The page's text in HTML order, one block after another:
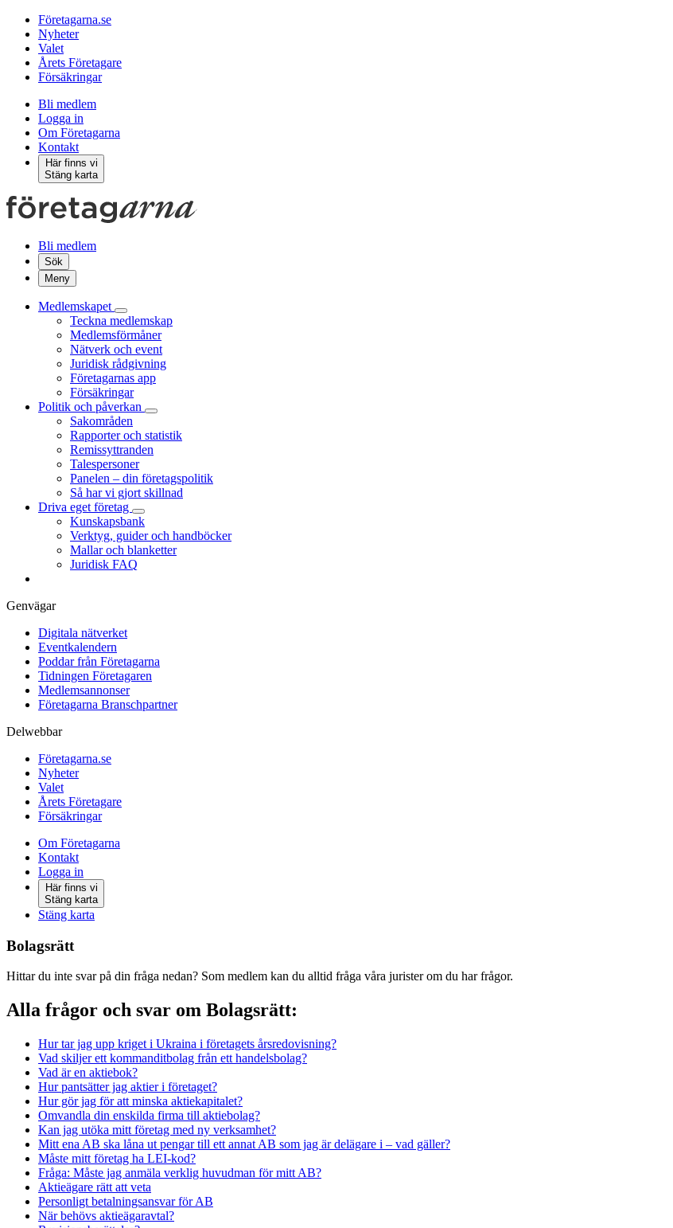
Företagarna.se
Nyheter
Valet
Årets Företagare
Försäkringar
Bli medlem
Logga in
Om Företagarna
Kontakt
Här finns vi
Stäng karta
Bli medlem
Sök
Meny
Medlemskapet
Teckna medlemskap
Medlemsförmåner
Nätverk och event
Juridisk rådgivning
Företagarnas app
Försäkringar
Politik och påverkan
Sakområden
Rapporter och statistik
Remissyttranden
Talespersoner
Panelen – din företagspolitik
Så har vi gjort skillnad
Driva eget företag
Kunskapsbank
Verktyg, guider och handböcker
Mallar och blanketter
Juridisk FAQ
Genvägar
Digitala nätverket
Eventkalendern
Poddar från Företagarna
Tidningen Företagaren
Medlemsannonser
Företagarna Branschpartner
Delwebbar
Företagarna.se
Nyheter
Valet
Årets Företagare
Försäkringar
Om Företagarna
Kontakt
Logga in
Här finns vi
Stäng karta
Stäng karta
Bolagsrätt
Hittar du inte svar på din fråga nedan? Som medlem kan du alltid fråga våra jurister om du har frågor.
Alla frågor och svar om Bolagsrätt:
Hur tar jag upp kriget i Ukraina i företagets årsredovisning?
Vad skiljer ett kommanditbolag från ett handelsbolag?
Vad är en aktiebok?
Hur pantsätter jag aktier i företaget?
Hur gör jag för att minska aktiekapitalet?
Omvandla din enskilda firma till aktiebolag?
Kan jag utöka mitt företag med ny verksamhet?
Mitt ena AB ska låna ut pengar till ett annat AB som jag är delägare i – vad gäller?
Måste mitt företag ha LEI-kod?
Fråga: Måste jag anmäla verklig huvudman för mitt AB?
Aktieägare rätt att veta
Personligt betalningsansvar för AB
När behövs aktieägaravtal?